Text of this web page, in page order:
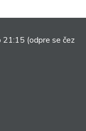
21:15 (odpre se čez